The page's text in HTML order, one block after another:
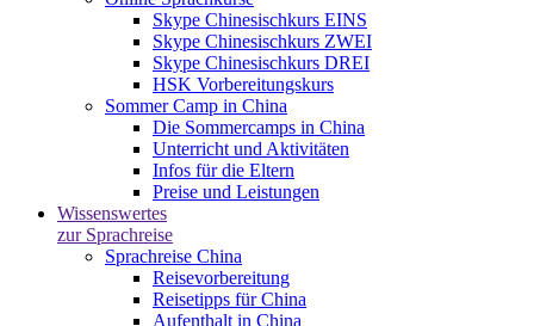
Skype Chinesischkurs EINS
Skype Chinesischkurs ZWEI
Skype Chinesischkurs DREI
HSK Vorbereitungskurs
Sommer Camp in China
Die Sommercamps in China
Unterricht und Aktivitäten
Infos für die Eltern
Preise und Leistungen
Wissenswertes
zur Sprachreise
Sprachreise China
Reisevorbereitung
Reisetipps für China
Aufenthalt in China